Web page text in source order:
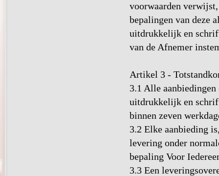
voorwaarden
bepalingen van deze
uitdrukkelijk en
van de Afnemer
Artikel 3 -
3.1 Alle
uitdrukkelijk en
binnen zeven
3.2 Elke aanbieding
levering onder
bepaling Voor
3.3 Een